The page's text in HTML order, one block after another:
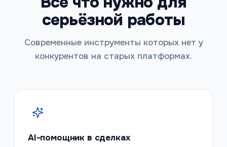
серьёзной работы
Современные инструменты которых нет у
конкурентов на старых платформах.
AI-помощник в сделках